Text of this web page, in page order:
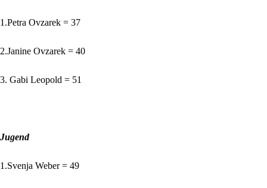
1.Petra Ovzarek = 37
2.Janine Ovzarek = 40
3. Gabi Leopold = 51
Jugend
1.Svenja Weber = 49